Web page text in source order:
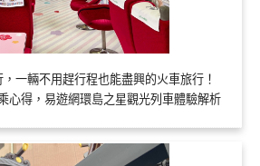
一輛不用趕行程也能盡興的火車旅行！
心得，易遊網環島之星觀光列車體驗解析